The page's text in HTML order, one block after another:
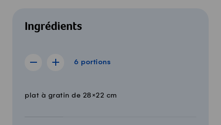
Ingrédients
6 portions
Afficher la recette de 5 portions
Afficher la recette de 7 portions
6 portions
QuantitéIngrédients
plat à gratin de 28×22 cm